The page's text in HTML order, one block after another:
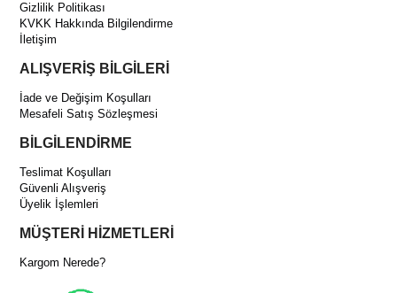
Gizlilik Politikası
KVKK Hakkında Bilgilendirme
İletişim
ALIŞVERİŞ BİLGİLERİ
İade ve Değişim Koşulları
Mesafeli Satış Sözleşmesi
BİLGİLENDİRME
Teslimat Koşulları
Güvenli Alışveriş
Üyelik İşlemleri
MÜŞTERİ HİZMETLERİ
Kargom Nerede?